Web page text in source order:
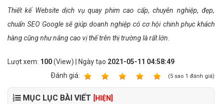
Thiết kế Website dịch vụ quay phim cao cấp, chuyên nghiệp, đẹp,
chuẩn SEO Google sẽ giúp doanh nghiệp có cơ hội chinh phục khách
hàng cũng như nâng cao vị thế trên thị trường là rất lớn.
Lượt xem: 100(View) | Ngày tạo 2021-05-11 04:58:49
Ðánh giá:
(5 sao 1 đánh giá)
MỤC LỤC BÀI VIẾT [HIỆN]